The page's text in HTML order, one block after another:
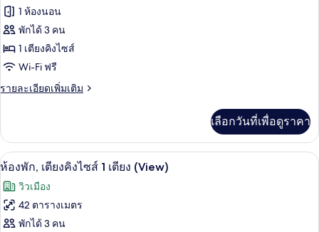
ห้อง
นอน
(Residence)
ทั้งหมด
ของ
ห้อง
พัก,
เตียง
ไซส์
เตียง
1 ห้องนอน
พักได้ 3 คน
1 เตียงคิงไซส์
Wi-Fi ฟรี
รายละเอียดเพิ่มเติม
ราย
เกี่ยว
กับ
ห้อง
เตียง
คิง
ไซส์
เลือกวันที่เพื่อดูราคา
เปิด
ภาพถ่าย
ทั้งหมด
ของ
ผ้านวมขนเป็ด, มินิบาร์, ตู้นิรภัยในห้อ
6
ห้องพัก, เตียงคิงไซส์ 1 เตียง (View)
วิวเมือง
42 ตารางเมตร
พักได้ 3 คน